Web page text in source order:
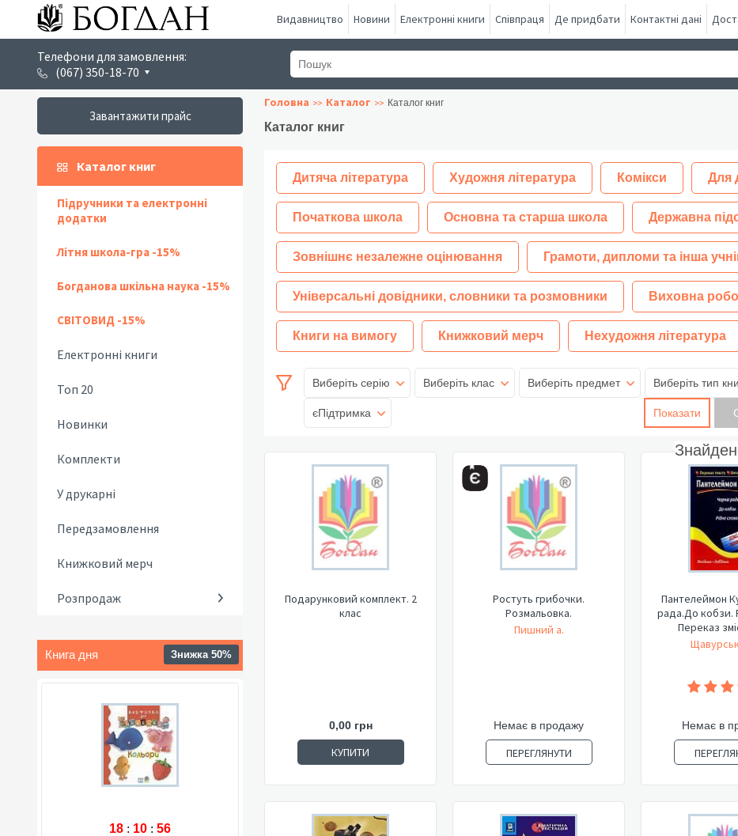
Видавництво Новини Електронні книги Співпраця Де придбати Контактні дані
Телефони для замовлення:
(067) 350-18-70
Завантажити прайс
Каталог книг
Підручники та електронні
додатки
Літня школа-гра -15%
Богданова шкільна наука -15%
СВІТОВИД -15%
Електронні книги
Топ 20
Новинки
Комплекти
У друкарні
Передзамовлення
Книжковий мерч
Розпродаж
Книга дня Знижка 50%
18 : 10 : 55
Головна Каталог Каталог книг
Каталог книг
Дитяча література Художня література Комікси Для
Початкова школа Основна та старша школа Державна
Зовнішнє незалежне оцінювання Грамоти, дипломи та інша
Універсальні довідники, словники та розмовники Виховна
Книги на вимогу Книжковий мерч Нехудожня література
Виберіть серію Виберіть клас Виберіть предмет Виберіть тип
єПідтримка Показати
Подарунковий комплект. 2
клас
0,00 грн
КУПИТИ
Ростуть грибочки.
Розмальовка.
Пишний а.
Немає в продажу
ПЕРЕГЛЯНУТИ
Пантелеймон
рада.До кобзи.
Переказ
Немає в